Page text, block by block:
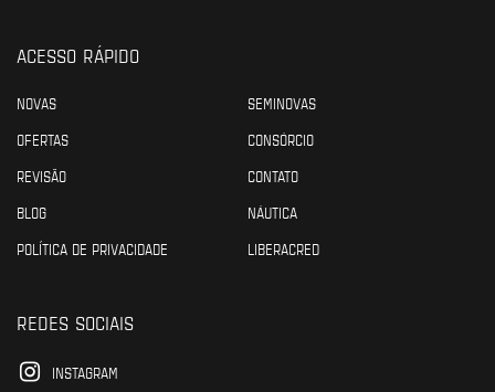
ACESSO RÁPIDO
NOVAS
SEMINOVAS
OFERTAS
CONSÓRCIO
REVISÃO
CONTATO
BLOG
NÁUTICA
POLÍTICA DE PRIVACIDADE
LIBERACRED
REDES SOCIAIS
INSTAGRAM